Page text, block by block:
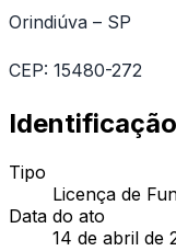
Orindiúva – SP
CEP: 15480-272
Identificação
Tipo
Licença de
Data do ato
14 de abril de